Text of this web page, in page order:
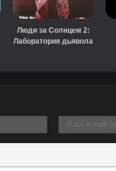
Люди за Солнцем 2:
Лаборатория дьявола